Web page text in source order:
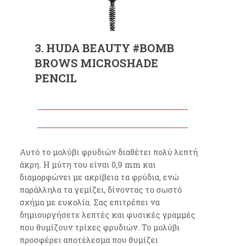
3. HUDA BEAUTY #BOMB
BROWS MICROSHADE
PENCIL
Αυτό το μολύβι φρυδιών διαθέτει πολύ λεπτή
άκρη. Η μύτη του είναι 0,9 mm και
διαμορφώνει με ακρίβεια τα φρύδια, ενώ
παράλληλα τα γεμίζει, δίνοντας το σωστό
σχήμα με ευκολία. Σας επιτρέπει να
δημιουργήσετε λεπτές και φυσικές γραμμές
που θυμίζουν τρίχες φρυδιών. Το μολύβι
προσφέρει αποτέλεσμα που θυμίζει